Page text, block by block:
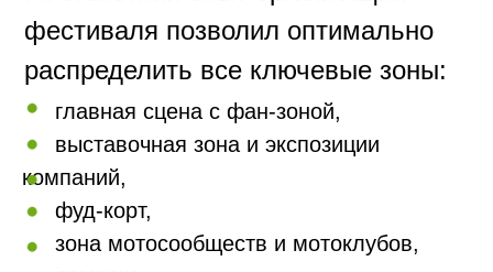
— это живой звук, мощная энергетика и
атмосфера настоящего музыкального